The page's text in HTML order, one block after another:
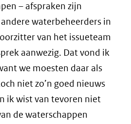
– afspraken zijn
waterbeheerders in
van het issueteam
aanwezig. Dat vond ik
we moesten daar als
niet zo’n goed nieuws
ik wist van tevoren niet
de waterschappen